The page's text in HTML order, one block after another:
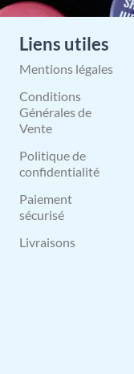
Liens utiles
Mentions légales
Conditions
Générales de
Vente
Politique de
confidentialité
Paiement
sécurisé
Livraisons